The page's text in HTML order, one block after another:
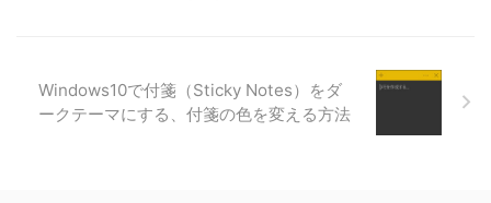
Windows10で付箋（Sticky Notes）をダ
ークテーマにする、付箋の色を変える方法